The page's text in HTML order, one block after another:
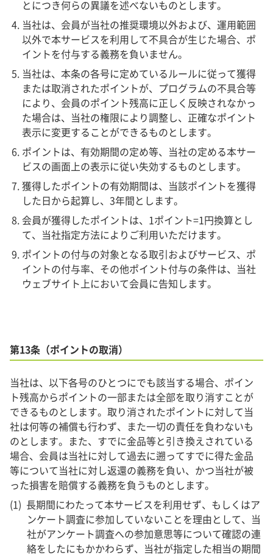
とにつき何らの異議を述べないものとします。
当社は、会員が当社の推奨環境以外および、運用範囲
以外で本サービスを利用して不具合が生じた場合、ポ
イントを付与する義務を負いません。
当社は、本条の各号に定めているルールに従って獲得
または取消されたポイントが、プログラムの不具合等
により、会員のポイント残高に正しく反映されなかっ
た場合は、当社の権限により調整し、正確なポイント
表示に変更することができるものとします。
ポイントは、有効期間の定め等、当社の定める本サー
ビスの画面上の表示に従い失効するものとします。
獲得したポイントの有効期間は、当該ポイントを獲得
した日から起算し、3年間とします。
会員が獲得したポイントは、1ポイント=1円換算とし
て、当社指定方法によりご利用いただけます。
ポイントの付与の対象となる取引およびサービス、ポ
イントの付与率、その他ポイント付与の条件は、当社
ウェブサイト上において会員に告知します。
第13条（ポイントの取消）
当社は、以下各号のひとつにでも該当する場合、ポイン
ト残高からポイントの一部または全部を取り消すことが
できるものとします。取り消されたポイントに対して当
社は何等の補償も行わず、また一切の責任を負わないも
のとします。また、すでに金品等と引き換えされている
場合、会員は当社に対して過去に遡ってすでに得た金品
等について当社に対し返還の義務を負い、かつ当社が被
った損害を賠償する義務を負うものとします。
長期間にわたって本サービスを利用せず、もしくはア
ンケート調査に参加していないことを理由として、当
社がアンケート調査への参加意思等について確認の連
絡をしたにもかかわらず、当社が指定した相当の期間